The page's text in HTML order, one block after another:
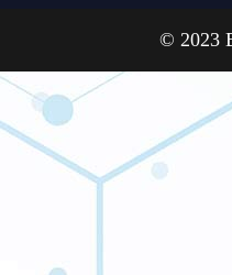
© 2023